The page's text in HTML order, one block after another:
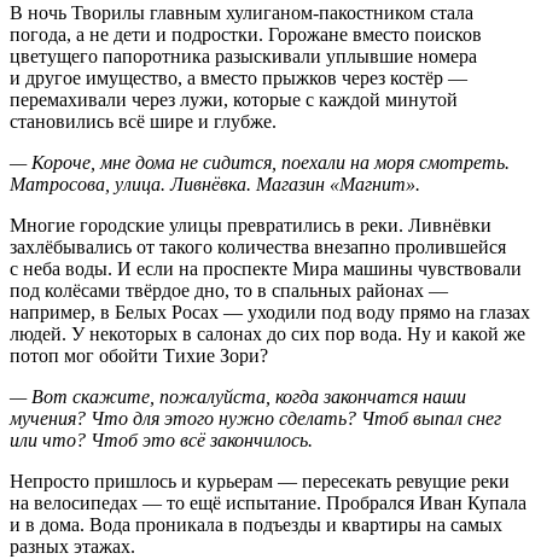
В ночь Творилы главным хулиганом-пакостником стала
погода, а не дети и подростки. Горожане вместо поисков
цветущего папоротника разыскивали уплывшие номера
и другое имущество, а вместо прыжков через костёр —
перемахивали через лужи, которые с каждой минутой
становились всё шире и глубже.
— Короче, мне дома не сидится, поехали на моря смотреть.
Матросова, улица. Ливнёвка. Магазин «Магнит».
Многие городские улицы превратились в реки. Ливнёвки
захлёбывались от такого количества внезапно пролившейся
с неба воды. И если на проспекте Мира машины чувствовали
под колёсами твёрдое дно, то в спальных районах —
например, в Белых Росах — уходили под воду прямо на глазах
людей. У некоторых в салонах до сих пор вода. Ну и какой же
потоп мог обойти Тихие Зори?
— Вот скажите, пожалуйста, когда закончатся наши
мучения? Что для этого нужно сделать? Чтоб выпал снег
или что? Чтоб это всё закончилось.
Непросто пришлось и курьерам — пересекать ревущие реки
на велосипедах — то ещё испытание. Пробрался Иван Купала
и в дома. Вода проникала в подъезды и квартиры на самых
разных этажах.